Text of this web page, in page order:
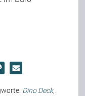
Dino Deck,